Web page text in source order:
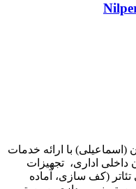
(اسماعیلی) با ارائه خدمات
اداری‌، تجهیزات
(کف سازی، آماده